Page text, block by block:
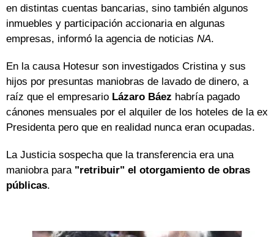
en distintas cuentas bancarias, sino también algunos
inmuebles y participación accionaria en algunas
empresas, informó la agencia de noticias NA.
En la causa Hotesur son investigados Cristina y sus
hijos por presuntas maniobras de lavado de dinero, a
raíz que el empresario Lázaro Báez habría pagado
cánones mensuales por el alquiler de los hoteles de la ex
Presidenta pero que en realidad nunca eran ocupadas.
La Justicia sospecha que la transferencia era una
maniobra para "retribuir" el otorgamiento de obras
públicas.